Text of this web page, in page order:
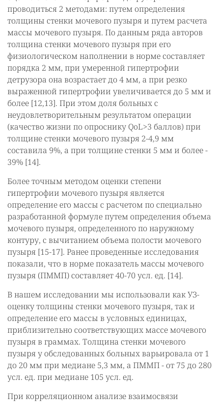
проводиться 2 методами: путем определения
толщины стенки мочевого пузыря и путем расчета
массы мочевого пузыря. По данным ряда авторов
толщина стенки мочевого пузыря при его
физиологическом наполнении в норме составляет
порядка 2 мм, при умеренной гипертрофии
детрузора она возрастает до 4 мм, а при резко
выраженной гипертрофии увеличивается до 5 мм и
более [12,13]. При этом доля больных с
неудовлетворительным результатом операции
(качество жизни по опроснику QoL>3 баллов) при
толщине стенки мочевого пузыря 2-4,9 мм
составила 9%, а при толщине стенки 5 мм и более -
39% [14].
Более точным методом оценки степени
гипертрофии мочевого пузыря является
определение его массы с расчетом по специально
разработанной формуле путем определения объема
мочевого пузыря, определенного по наружному
контуру, с вычитанием объема полости мочевого
пузыря [15-17]. Ранее проведенные исследования
показали, что в норме показатель массы мочевого
пузыря (ПММП) составляет 40-70 усл. ед. [14].
В нашем исследовании мы использовали как УЗ-
оценку толщины стенки мочевого пузыря, так и
определение его массы в условных единицах,
приблизительно соответствующих массе мочевого
пузыря в граммах. Толщина стенки мочевого
пузыря у обследованных больных варьировала от 1
до 20 мм при медиане 5,3 мм, а ПММП - от 75 до 280
усл. ед. при медиане 105 усл. ед.
При корреляционном анализе взаимосвязи